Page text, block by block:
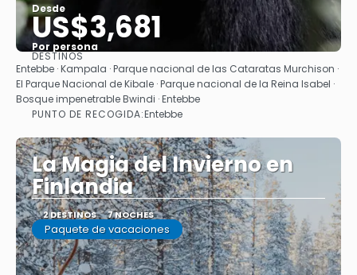
Desde
US$3,681
Por persona
Ver
DESTINOS
Entebbe · Kampala · Parque nacional de las Cataratas Murchison ·
El Parque Nacional de Kibale · Parque nacional de la Reina Isabel ·
Bosque impenetrable Bwindi · Entebbe
PUNTO DE RECOGIDA:Entebbe
La Magia del Invierno en
Finlandia
2 DESTINOS 7 NOCHES
Paquete de vacaciones